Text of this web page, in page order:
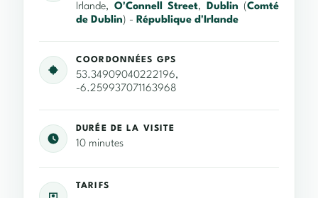
Irlande, O'Connell Street, Dublin (Comté
de Dublin) - République d'Irlande
COORDONNÉES GPS
53.34909040222196,
-6.259937071163968
DURÉE DE LA VISITE
10 minutes
TARIFS